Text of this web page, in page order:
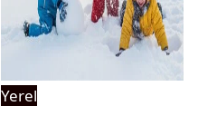
Yerel